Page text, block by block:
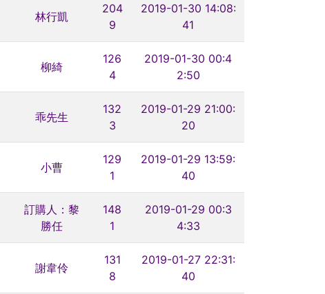
林行凱
204
9
2019-01-30 14:08:
41
柳綺
126
4
2019-01-30 00:4
2:50
乖先生
132
3
2019-01-29 21:00:
20
小曹
129
1
2019-01-29 13:59:
40
訂購人：黎
勝任
148
1
2019-01-29 00:3
4:33
謝韋伶
131
8
2019-01-27 22:31:
40